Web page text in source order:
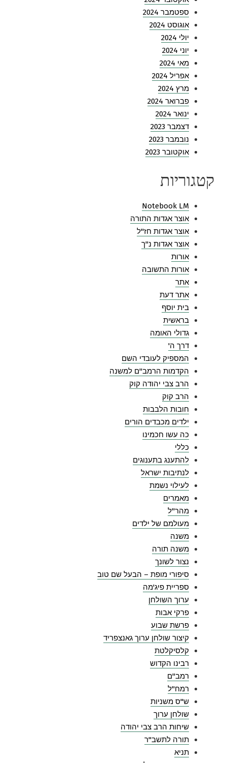
ספטמבר 2024
אוגוסט 2024
יולי 2024
יוני 2024
מאי 2024
אפריל 2024
מרץ 2024
פברואר 2024
ינואר 2024
דצמבר 2023
נובמבר 2023
אוקטובר 2023
קטגוריות
Notebook LM
אוצר אגדות התורה
אוצר אגדות חז"ל
אוצר אגדות נ"ך
אורות
אורות התשובה
אתר
אתר דעת
בית יוסף
בראשית
גדולי האומה
דרך ה'
המספיק לעובדי השם
הקדמות הרמב"ם למשנה
הרב צבי יהודה קוק
הרב קוק
חובות הלבבות
ילדים מכבדים הורים
כה עשו חכמינו
כללי
להתענג בתענוגים
לנתיבות ישראל
לעילוי נשמת
מאמרים
מהר"ל
מעולמם של ילדים
משנה
משנה תורה
נצור לשונך
סיפורי מופת – הבעל שם טוב
ספריית פיג'מה
ערוך השולחן
פרקי אבות
פרשת שבוע
קיצור שולחן ערוך גאנצפריד
קלסיקלטת
רבינו הקדוש
רמב"ם
רמח"ל
ש"ס משניות
שולחן ערוך
שיחות הרב צבי יהודה
תורה לתשב"ר
תניא